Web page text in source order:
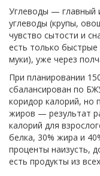
Углеводы — главный
углеводы (крупы,
чувство сытости и
есть только
муки), уже через
При планировании
сбалансирован по
коридор калорий, но
жиров — результат
калорий для
белка, 30% жира и
проценты наизусть,
есть продукты из